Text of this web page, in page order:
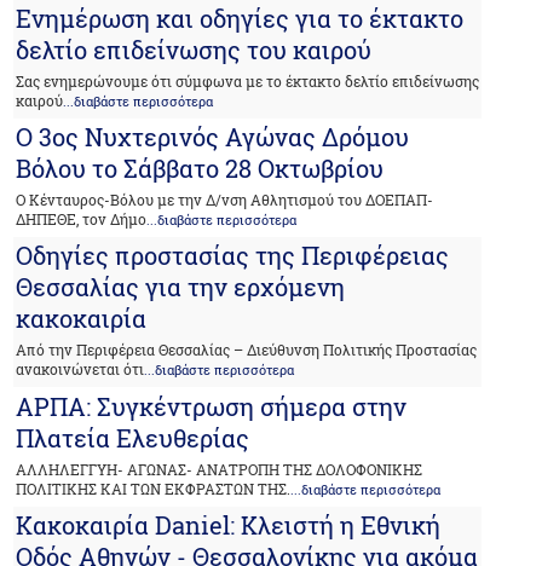
Ενημέρωση και οδηγίες για το έκτακτο
δελτίο επιδείνωσης του καιρού
Σας ενημερώνουμε ότι σύμφωνα με το έκτακτο δελτίο επιδείνωσης
καιρού...διαβάστε περισσότερα
Ο 3ος Νυχτερινός Αγώνας Δρόμου
Βόλου το Σάββατο 28 Οκτωβρίου
Ο Κένταυρος-Βόλου με την Δ/νση Αθλητισμού του ΔΟΕΠΑΠ-
ΔΗΠΕΘΕ, τον Δήμο...διαβάστε περισσότερα
Οδηγίες προστασίας της Περιφέρειας
Θεσσαλίας για την ερχόμενη
κακοκαιρία
Από την Περιφέρεια Θεσσαλίας – Διεύθυνση Πολιτικής Προστασίας
ανακοινώνεται ότι...διαβάστε περισσότερα
ΑΡΠΑ: Συγκέντρωση σήμερα στην
Πλατεία Ελευθερίας
ΑΛΛΗΛΕΓΓΥΗ- ΑΓΩΝΑΣ- ΑΝΑΤΡΟΠΗ ΤΗΣ ΔΟΛΟΦΟΝΙΚΗΣ
ΠΟΛΙΤΙΚΗΣ ΚΑΙ ΤΩΝ ΕΚΦΡΑΣΤΩΝ ΤΗΣ.
...διαβάστε περισσότερα
Κακοκαιρία Daniel: Κλειστή η Εθνική
Οδός Αθηνών - Θεσσαλονίκης για ακόμα